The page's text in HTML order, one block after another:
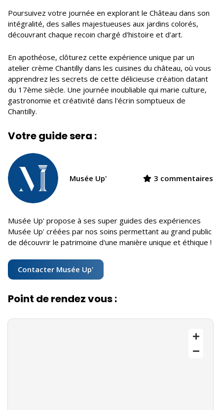
Poursuivez votre journée en explorant le Château dans son
intégralité, des salles majestueuses aux jardins colorés,
découvrant chaque recoin chargé d'histoire et d'art.
En apothéose, clôturez cette expérience unique par un
atelier crème Chantilly dans les cuisines du château, où vous
apprendrez les secrets de cette délicieuse création datant
du 17ème siècle. Une journée inoubliable qui marie culture,
gastronomie et créativité dans l'écrin somptueux de
Chantilly.
Votre guide sera :
Musée Up' 3 commentaires
Musée Up' propose à ses super guides des expériences
Musée Up' créées par nos soins permettant au grand public
de découvrir le patrimoine d'une manière unique et éthique !
Contacter Musée Up'
Point de rendez vous :